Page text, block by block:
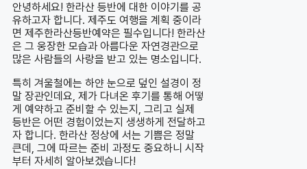
안녕하세요! 한라산 등반에 대한 이야기를 공
유하고자 합니다. 제주도 여행을 계획 중이라
면 제주한라산등반예약은 필수입니다! 한라산
은 그 웅장한 모습과 아름다운 자연경관으로
많은 사람들의 사랑을 받고 있는 명소입니다.
특히 겨울철에는 하얀 눈으로 덮인 설경이 정
말 장관인데요, 제가 다녀온 후기를 통해 어떻
게 예약하고 준비할 수 있는지, 그리고 실제
등반은 어떤 경험이었는지 생생하게 전달하고
자 합니다. 한라산 정상에 서는 기쁨은 정말
큰데, 그에 따르는 준비 과정도 중요하니 시작
부터 자세히 알아보겠습니다!